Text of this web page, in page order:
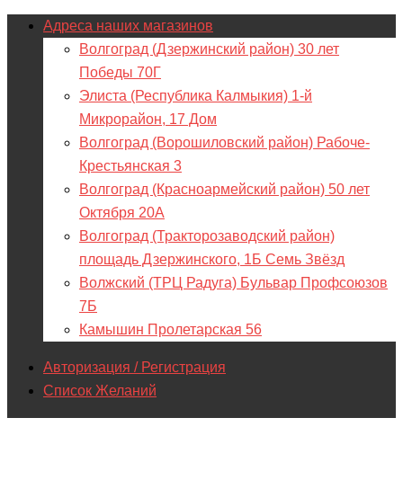
Адреса наших магазинов
Волгоград (Дзержинский район) 30 лет
Победы 70Г
Элиста (Республика Калмыкия) 1-й
Микрорайон, 17 Дом
Волгоград (Ворошиловский район) Рабоче-
Крестьянская 3
Волгоград (Красноармейский район) 50 лет
Октября 20А
Волгоград (Тракторозаводский район)
площадь Дзержинского, 1Б Семь Звёзд
Волжский (ТРЦ Радуга) Бульвар Профсоюзов
7Б
Камышин Пролетарская 56
Авторизация / Регистрация
Список Желаний